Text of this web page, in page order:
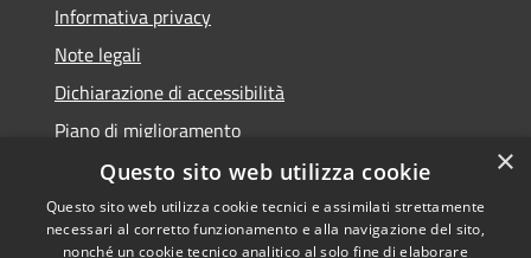
Informativa privacy
Note legali
Dichiarazione di accessibilità
Piano di miglioramento
Copyright © 2026 • Comune di
×
Questo sito web utilizza cookie
Questo sito web utilizza cookie tecnici e assimilati strettamente
necessari al corretto funzionamento e alla navigazione del sito,
nonché un cookie tecnico analitico al solo fine di elaborare